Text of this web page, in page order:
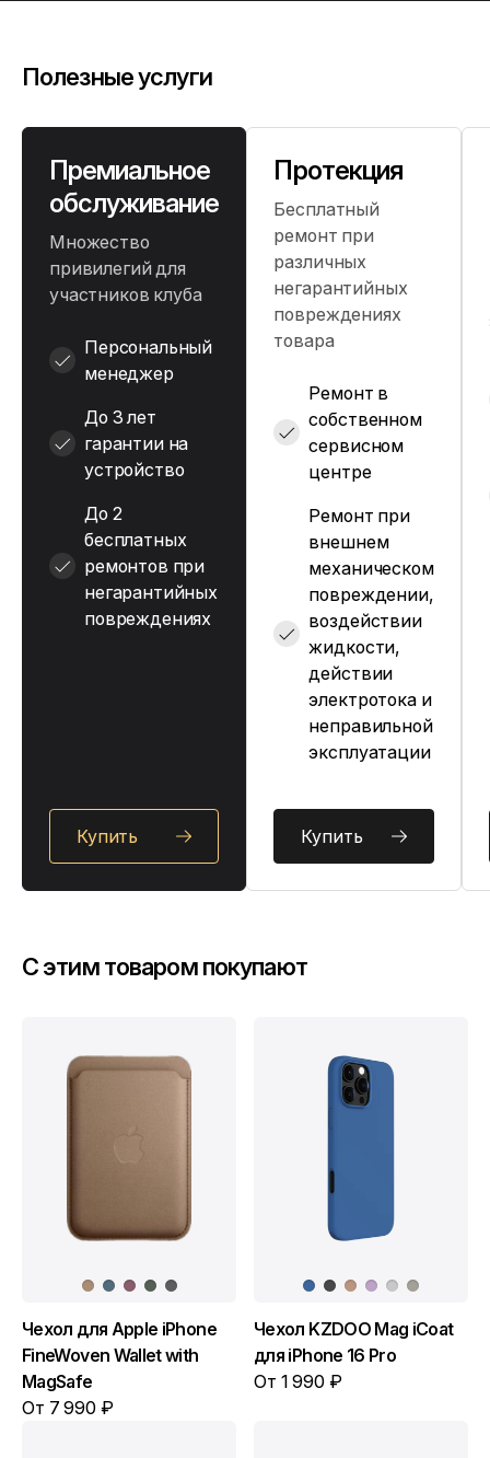
Полезные услуги
Премиальное
обслуживание
Множество
привилегий для
участников клуба
Персональный
менеджер
До 3 лет
гарантии на
устройство
До 2
бесплатных
ремонтов при
негарантийных
повреждениях
Купить
Протекция
Бесплатный
ремонт при
различных
негарантийных
повреждениях
товара
Ремонт в
собственном
сервисном
центре
Ремонт при
внешнем
механическом
повреждении,
воздействии
жидкости,
действии
электротока и
неправильной
эксплуатации
Купить
C этим товаром покупают
Чехол для Apple iPhone
FineWoven Wallet with
MagSafe
От 7 990 ₽
Чехол KZDOO Mag iCoat
для iPhone 16 Pro
От 1 990 ₽